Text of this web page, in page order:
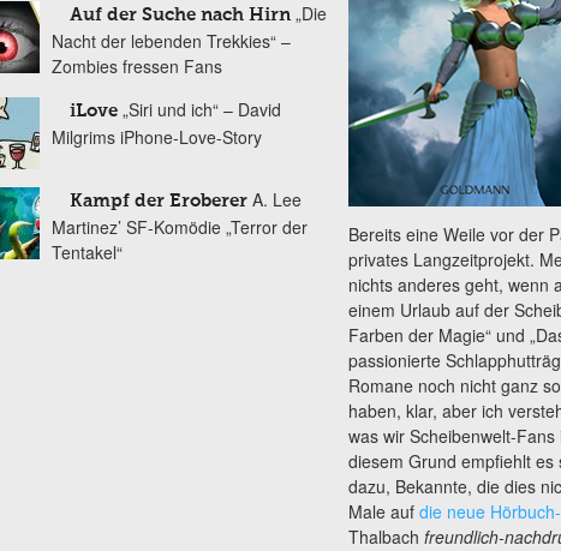
Bereits eine Weile vor der
privates Langzeitprojekt.
nichts anderes geht, wenn
einem Urlaub auf der
Farben der Magie“ und
passionierte
Romane noch nicht ganz
haben, klar, aber ich
was wir Scheibenwelt-
diesem Grund empfiehlt
dazu, Bekannte, die dies
Male auf die neue
Thalbach freundlich-
Auf der Suche nach Hirn „Die
Nacht der lebenden Trekkies“ –
Zombies fressen Fans
iLove „Siri und ich“ – David
Milgrims iPhone-Love-Story
Kampf der Eroberer A. Lee
Martinez’ SF-Komödie „Terror der
Tentakel“